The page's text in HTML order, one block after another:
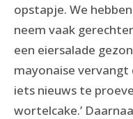
opstapje. We
neem vaak
een eiersalade
mayonaise
iets nieuws te
wortelcake.’